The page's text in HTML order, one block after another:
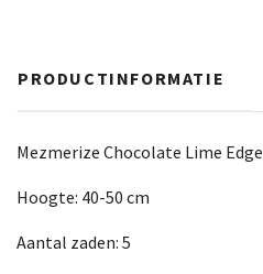
PRODUCTINFORMATIE
Mezmerize Chocolate Lime Edge
Hoogte: 40-50 cm
Aantal zaden: 5